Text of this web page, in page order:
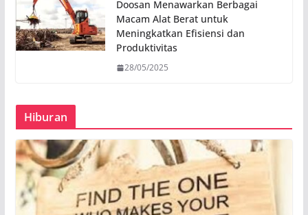
Doosan Menawarkan Berbagai
Macam Alat Berat untuk
Meningkatkan Efisiensi dan
Produktivitas
28/05/2025
Hiburan